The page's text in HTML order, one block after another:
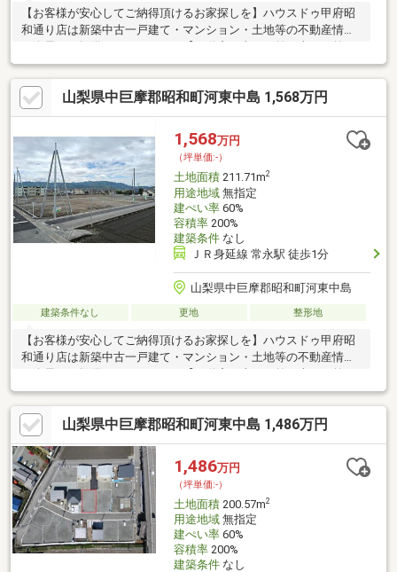
【お客様が安心してご納得頂けるお家探しを】ハウスドゥ甲府昭
和通り店は新築中古一戸建て・マンション・土地等の不動産情報
しない】このテーマを第1に誠実かつ真摯に向き合い当店舗に関わ
る全てのお客様が幸せにお取引出来るようお約束致します。お家
のご購入は物件探しだけでなく、住宅ローン、リフォーム、火災
保険、お引越し等多々に渡るお手続きが必要です。全てのお手続
きを一貫し完結できるよう当店舗はワンストップサービスという
独自のサービスをご提供しております。豊富な経験、専門知識を
元に最適な物件・資金提案を致します。是非お気軽にご相談下さ
い！
山梨県中巨摩郡昭和町河東中島 1,568万円
1,568万円
（坪単価:-）
土地面積211.71m2
用途地域無指定
建ぺい率60%
容積率200%
建築条件なし
ＪＲ身延線 常永駅 徒歩1分
山梨県中巨摩郡昭和町河東中島
建築条件なし 更地 整形地
【お客様が安心してご納得頂けるお家探しを】ハウスドゥ甲府昭
和通り店は新築中古一戸建て・マンション・土地等の不動産情報
を逸早くご提供しております。【不動産の当たり前を当たり前に
しない】このテーマを第1に誠実かつ真摯に向き合い当店舗に関わ
る全てのお客様が幸せにお取引出来るようお約束致します。お家
のご購入は物件探しだけでなく、住宅ローン、リフォーム、火災
保険、お引越し等多々に渡るお手続きが必要です。全てのお手続
きを一貫し完結できるよう当店舗はワンストップサービスという
独自のサービスをご提供しております。豊富な経験、専門知識を
元に最適な物件・資金提案を致します。是非お気軽にご相談下さ
い！
山梨県中巨摩郡昭和町河東中島 1,486万円
1,486万円
（坪単価:-）
土地面積200.57m2
用途地域無指定
建ぺい率60%
容積率200%
建築条件なし